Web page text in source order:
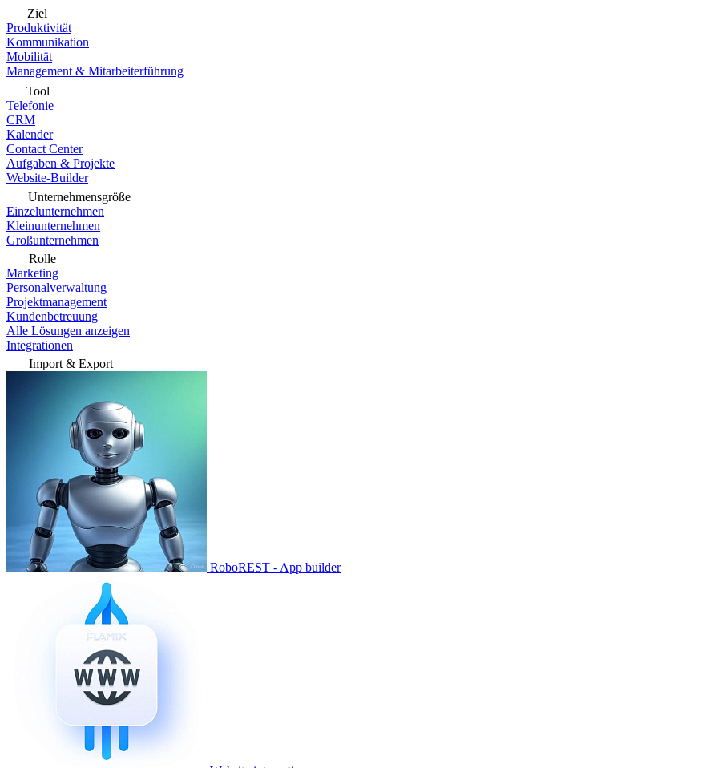
Ziel
Produktivität
Kommunikation
Mobilität
Management & Mitarbeiterführung
Tool
Telefonie
CRM
Kalender
Contact Center
Aufgaben & Projekte
Website-Builder
Unternehmensgröße
Einzelunternehmen
Kleinunternehmen
Großunternehmen
Rolle
Marketing
Personalverwaltung
Projektmanagement
Kundenbetreuung
Alle Lösungen anzeigen
Integrationen
Import & Export
RoboREST - App builder